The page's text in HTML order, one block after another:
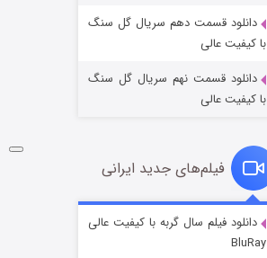
قسمت 7 (زیرنویس) منتشر شد
شوگر فصل ۲
قسمت
دانلود قسمت دهم سریال گل سنگ
با کیفیت عالی
دانلود قسمت نهم سریال گل سنگ
با کیفیت عالی
فیلم‌های جدید ایرانی
دانلود فیلم سال گربه با کیفیت عالی
BluRay